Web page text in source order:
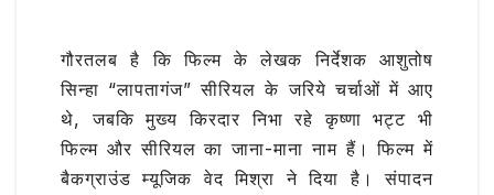
गौरतलब है कि फिल्म के लेखक निर्देशक आशुतोष
सिन्हा “लापतागंज” सीरियल के जरिये चर्चाओं में आए
थे, जबकि मुख्‍य किरदार निभा रहे कृष्णा भट्ट भी
फिल्म और सीरियल का जाना-माना नाम हैं। फिल्म में
बैकग्राउंड म्यूजिक वेद मिश्रा ने दिया है। संपादन